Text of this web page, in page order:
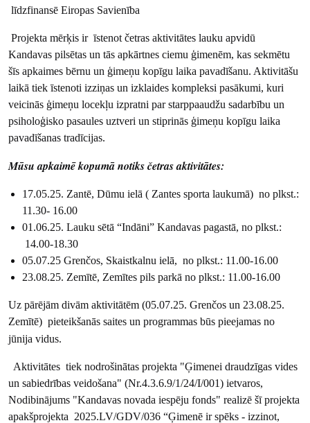
līdzfinansē Eiropas Savienība
Projekta mērķis ir īstenot četras aktivitātes lauku apvidū
Kandavas pilsētas un tās apkārtnes ciemu ģimenēm, kas sekmētu
šīs apkaimes bērnu un ģimeņu kopīgu laika pavadīšanu. Aktivitāšu
laikā tiek īstenoti izziņas un izklaides kompleksi pasākumi, kuri
veicinās ģimeņu locekļu izpratni par starppaaudžu sadarbību un
psiholoģisko pasaules uztveri un stiprinās ģimeņu kopīgu laika
pavadīšanas tradīcijas.
Mūsu apkaimē kopumā notiks četras aktivitātes:
17.05.25. Zantē, Dūmu ielā ( Zantes sporta laukumā) no plkst.:
11.30- 16.00
01.06.25. Lauku sētā “Indāni” Kandavas pagastā, no plkst.:
14.00-18.30
05.07.25 Grenčos, Skaistkalnu ielā, no plkst.: 11.00-16.00
23.08.25. Zemītē, Zemītes pils parkā no plkst.: 11.00-16.00
Uz pārējām divām aktivitātēm (05.07.25. Grenčos un 23.08.25.
Zemītē) pieteikšanās saites un programmas būs pieejamas no
jūnija vidus.
Aktivitātes tiek nodrošinātas projekta "Ģimenei draudzīgas vides
un sabiedrības veidošana" (Nr.4.3.6.9/1/24/I/001) ietvaros,
Nodibinājums "Kandavas novada iespēju fonds" realizē šī projekta
apakšprojekta 2025.LV/GDV/036 “Ģimenē ir spēks - izzinot,